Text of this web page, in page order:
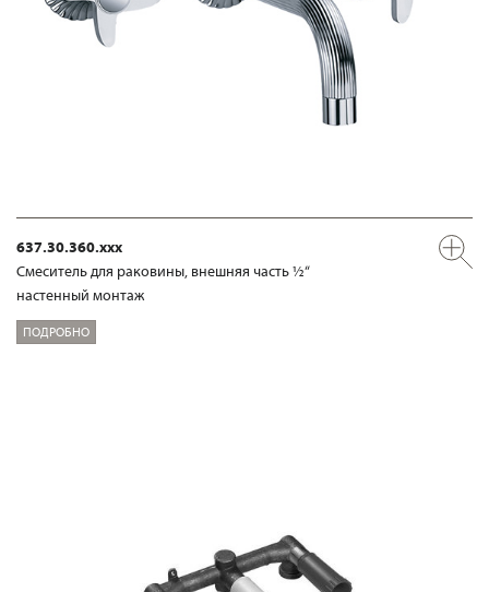
637.30.360.xxx
Смеситель для раковины, внешняя часть ½“
настенный монтаж
ПОДРОБНО